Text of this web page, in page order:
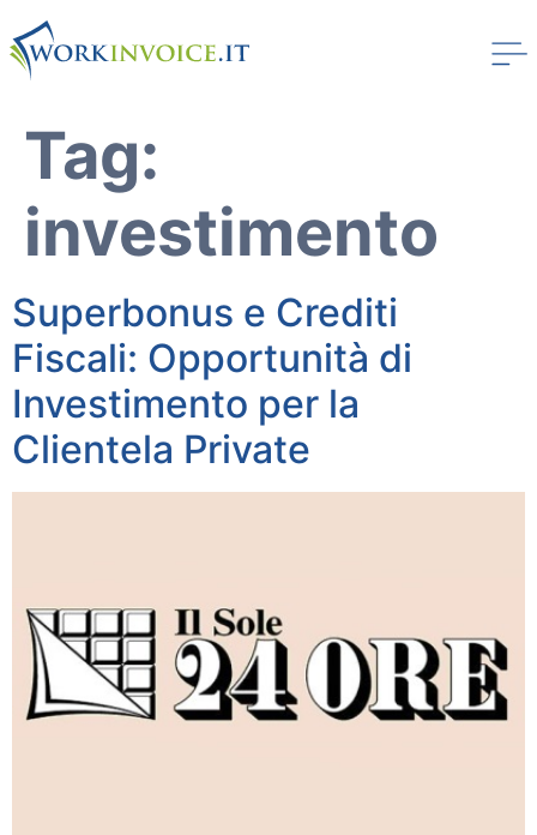
Workinvoice
Chi Siamo
I nostri clienti
Stampa
Soluzioni
Tag:
investimento
Superbonus e Crediti
Fiscali: Opportunità di
Investimento per la
Clientela Private